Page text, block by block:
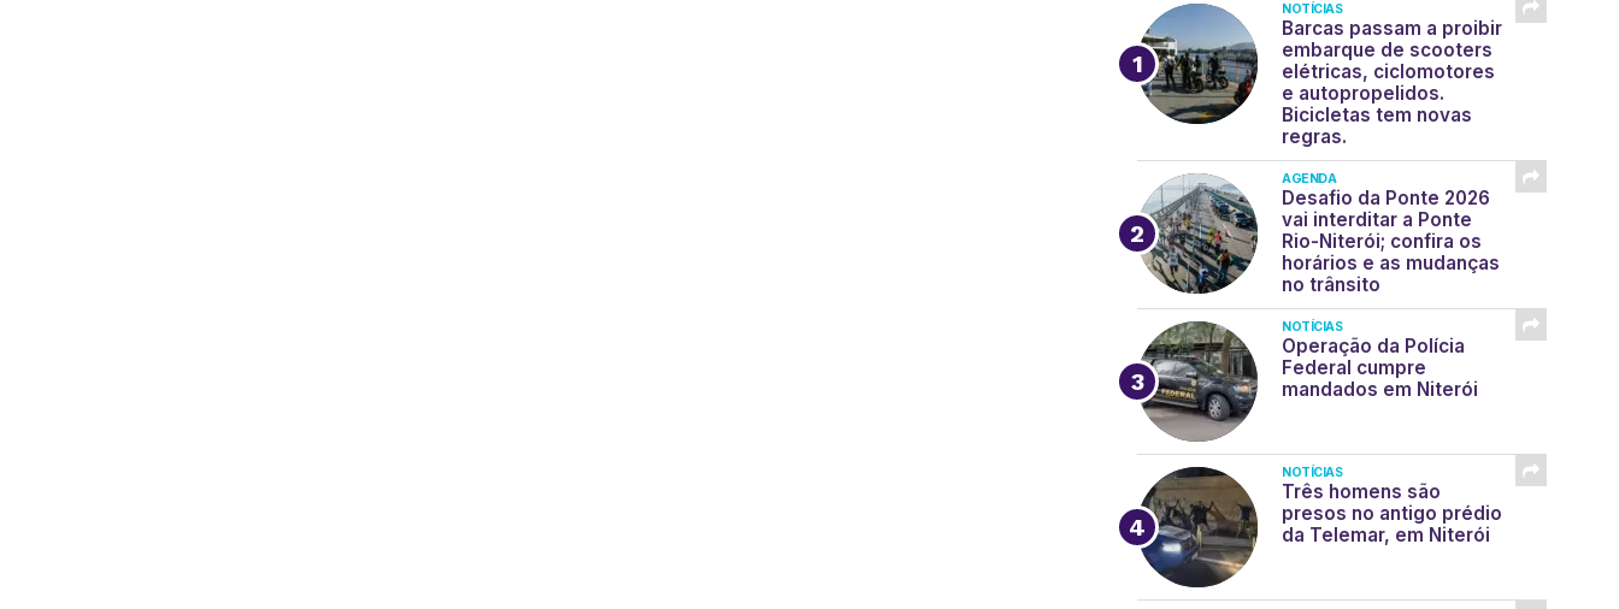
NOTÍCIAS
Barcas passam a proibir
embarque de scooters
elétricas, ciclomotores
e autopropelidos.
Bicicletas tem novas
regras.
AGENDA
Desafio da Ponte 2026
vai interditar a Ponte
Rio-Niterói; confira os
horários e as mudanças
no trânsito
NOTÍCIAS
Operação da Polícia
Federal cumpre
mandados em Niterói
NOTÍCIAS
Três homens são
presos no antigo prédio
da Telemar, em Niterói